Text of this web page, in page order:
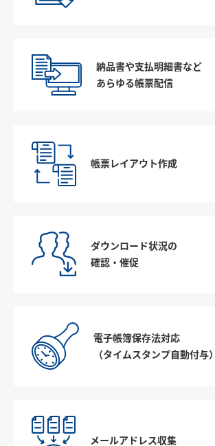
納品書や支払明細書など
あらゆる帳票配信
帳票レイアウト作成
ダウンロード状況の
確認・催促
電子帳簿保存法対応
（タイムスタンプ自動付与）
メールアドレス収集